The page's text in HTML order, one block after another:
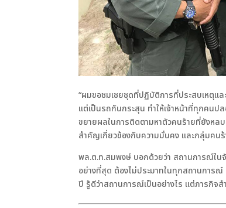
“ผมขอชมเชยชุดที่ปฏิบัติการที่ประสบเหตุแ
แต่เป็นรถกันกระสุน ทำให้เจ้าหน้าที่ทุกคน
ขยายผลในการติดตามหาตัวคนร้ายที่ยังหล
สำคัญเกี่ยวข้องกับความมั่นคง และกลุ่มคน
พล.ต.ท.สมพงษ์ บอกด้วยว่า สถานการณ์ใน
อย่างที่สุด ต้องไม่ประมาทในทุกสถานการณ์
ปี รู้ดีว่าสถานการณ์เป็นอย่างไร แต่ภารกิจ